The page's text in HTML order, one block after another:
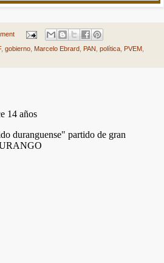
, gobierno Marcelo Ebrard PAN política PVEM